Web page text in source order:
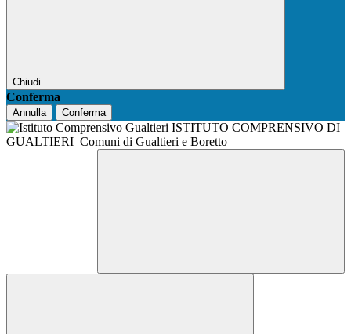
Chiudi
Conferma
Annulla Conferma
ISTITUTO COMPRENSIVO DI
GUALTIERI Comuni di Gualtieri e Boretto